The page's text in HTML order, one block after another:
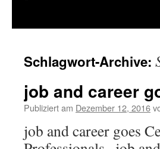
Schlagwort-Archive:
job and career
Publiziert am Dezember 12, 2016
job and career goes